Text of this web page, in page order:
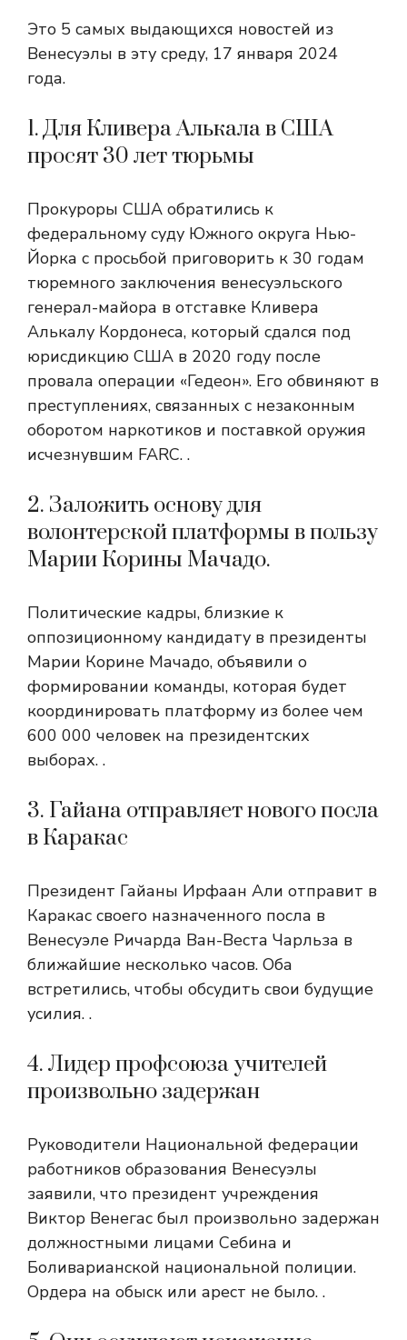
Это 5 самых выдающихся новостей из
Венесуэлы в эту среду, 17 января 2024
года.
1. Для Кливера Алькала в США
просят 30 лет тюрьмы
Прокуроры США обратились к
федеральному суду Южного округа Нью-
Йорка с просьбой приговорить к 30 годам
тюремного заключения венесуэльского
генерал-майора в отставке Кливера
Алькалу Кордонеса, который сдался под
юрисдикцию США в 2020 году после
провала операции «Гедеон». Его обвиняют в
преступлениях, связанных с незаконным
оборотом наркотиков и поставкой оружия
исчезнувшим FARC. .
2. Заложить основу для
волонтерской платформы в пользу
Марии Корины Мачадо.
Политические кадры, близкие к
оппозиционному кандидату в президенты
Марии Корине Мачадо, объявили о
формировании команды, которая будет
координировать платформу из более чем
600 000 человек на президентских
выборах. .
3. Гайана отправляет нового посла
в Каракас
Президент Гайаны Ирфаан Али отправит в
Каракас своего назначенного посла в
Венесуэле Ричарда Ван-Веста Чарльза в
ближайшие несколько часов. Оба
встретились, чтобы обсудить свои будущие
усилия. .
4. Лидер профсоюза учителей
произвольно задержан
Руководители Национальной федерации
работников образования Венесуэлы
заявили, что президент учреждения
Виктор Венегас был произвольно задержан
должностными лицами Себина и
Боливарианской национальной полиции.
Ордера на обыск или арест не было. .